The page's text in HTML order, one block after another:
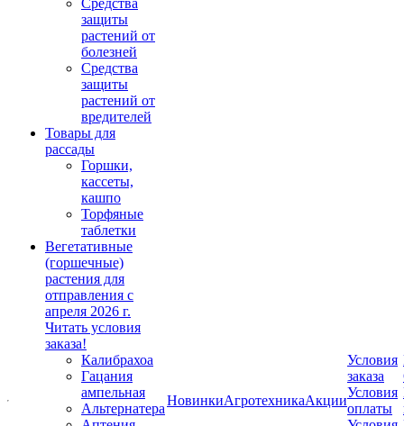
Средства
защиты
растений от
болезней
Средства
защиты
растений от
вредителей
Товары для
рассады
Горшки,
кассеты,
кашпо
Торфяные
таблетки
Вегетативные
(горшечные)
растения для
отправления с
апреля 2026 г.
Читать условия
заказа!
Калибрахоа
Гацания
ампельная
Альтернатера
НовинкиАгротехникаАкции
Условия
заказа
Условия
оплаты